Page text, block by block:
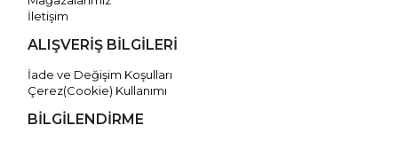
İletişim
ALIŞVERİŞ BİLGİLERİ
İade ve Değişim Koşulları
Çerez(Cookie) Kullanımı
BİLGİLENDİRME